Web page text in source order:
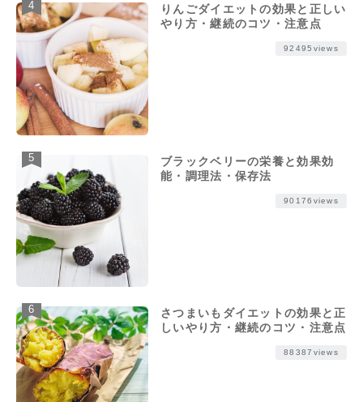
りんごダイエットの効果と正しい
やり方・継続のコツ・注意点
92495views
ブラックベリーの栄養と効果効
能・調理法・保存法
90176views
さつまいもダイエットの効果と正
しいやり方・継続のコツ・注意点
88387views